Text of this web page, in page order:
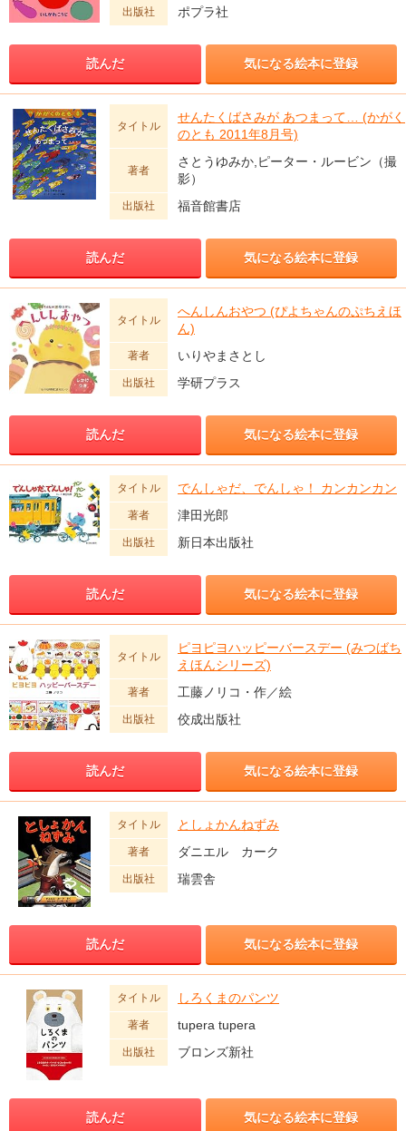
出版社 ポプラ社
読んだ 気になる絵本に登録
タイトル
せんたくばさみが あつまって… (かがく
のとも 2011年8月号)
著者
さとうゆみか,ピーター・ルービン（撮
影）
出版社 福音館書店
読んだ 気になる絵本に登録
タイトル
へんしんおやつ (ぴよちゃんのぷちえほ
ん)
著者 いりやまさとし
出版社 学研プラス
読んだ 気になる絵本に登録
タイトル でんしゃだ、でんしゃ！ カンカンカン
著者 津田光郎
出版社 新日本出版社
読んだ 気になる絵本に登録
タイトル
ピヨピヨハッピーバースデー (みつばち
えほんシリーズ)
著者 工藤ノリコ・作／絵
出版社 佼成出版社
読んだ 気になる絵本に登録
タイトル としょかんねずみ
著者 ダニエル カーク
出版社 瑞雲舎
読んだ 気になる絵本に登録
タイトル しろくまのパンツ
著者 tupera tupera
出版社 ブロンズ新社
読んだ 気になる絵本に登録